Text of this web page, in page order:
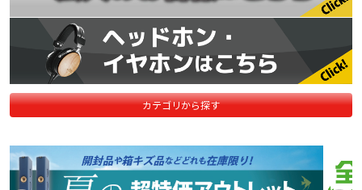
カテゴリから探す